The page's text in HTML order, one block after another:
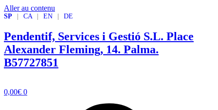
Aller au contenu
SP CA EN DE
Pendentif, Services i Gestió S.L. Place
Alexander Fleming, 14. Palma.
B57727851
0,00€ 0